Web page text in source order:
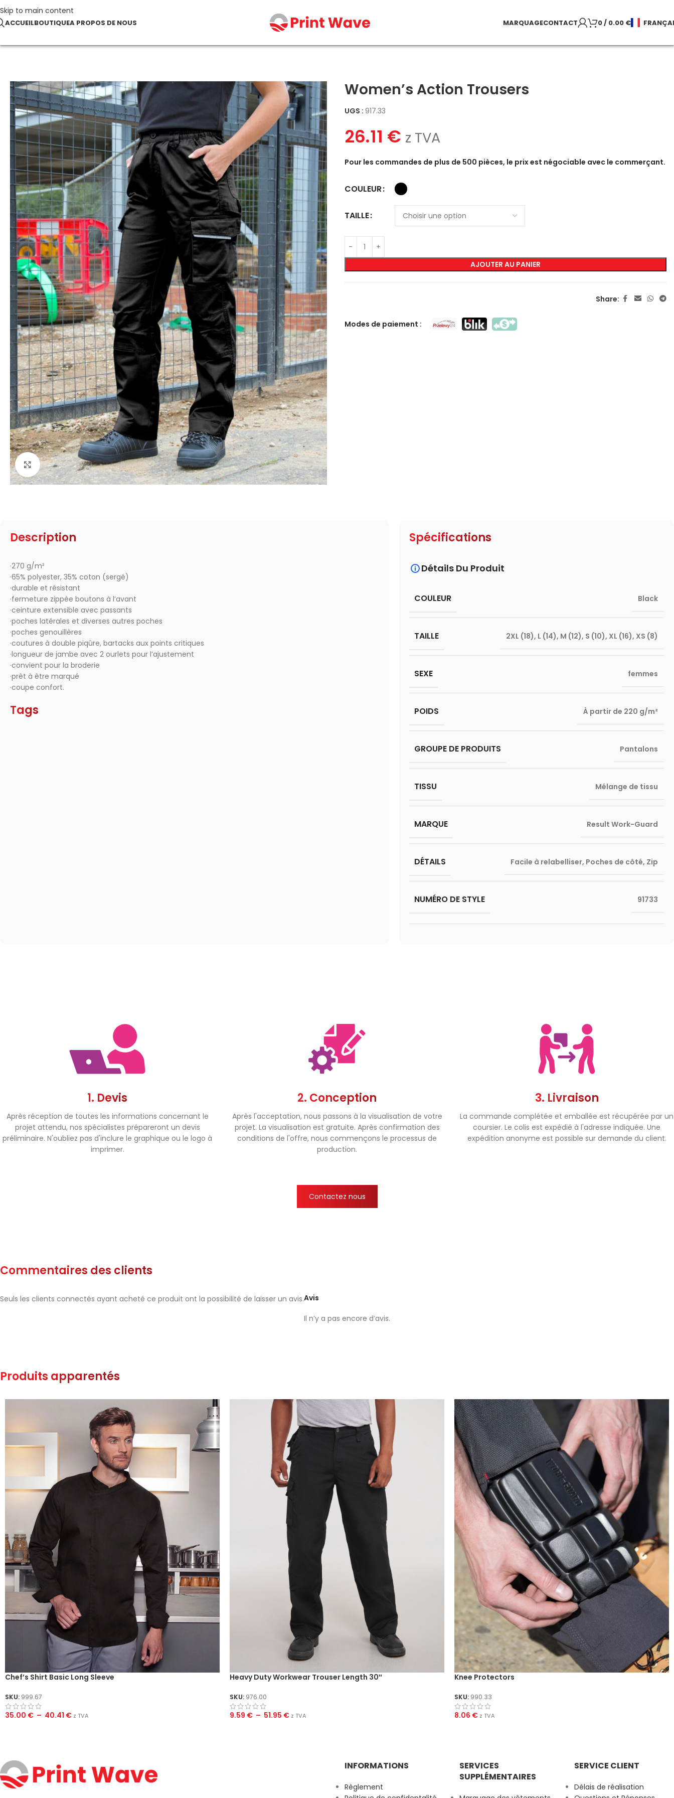
Skip to main content
ACCUEILBOUTIQUEA PROPOS DE NOUS MARQUAGE
MARQUAGE
Sérigraphie Transfert
CONTACT 0/ 0.00 €
Click to enlarge
Women’s Action Trousers
UGS : 917.33
26.11 € z TVA
Pour les commandes de plus de 500 pièces, le prix est négociable avec le commerçant.
COULEUR
TAILLE
AJOUTER AU PANIER
Share:
Modes de paiement :
Description
·270 g/m²
·65% polyester, 35% coton (sergé)
·durable et résistant
·fermeture zippée boutons à l’avant
·ceinture extensible avec passants
·poches latérales et diverses autres poches
·poches genouillères
·coutures à double piqûre, bartacks aux points critiques
·longueur de jambe avec 2 ourlets pour l’ajustement
·convient pour la broderie
·prêt à être marqué
·coupe confort.
Tags
Spécifications
Détails Du Produit
COULEUR Black
TAILLE 2XL (18), L (14), M (12), S (10), XL (16), XS (8)
SEXE femmes
POIDS À partir de 220 g/m²
GROUPE DE PRODUITS Pantalons
TISSU Mélange de tissu
MARQUE Result Work-Guard
DÉTAILS Facile à relabelliser, Poches de côté, Zip
NUMÉRO DE STYLE 91733
1. Devis
Après réception de toutes les informations concernant le
projet attendu, nos spécialistes prépareront un devis
préliminaire. N'oubliez pas d'inclure le graphique ou le logo à
imprimer.
2. Conception
Après l'acceptation, nous passons à la visualisation de votre
projet. La visualisation est gratuite. Après confirmation des
conditions de l'offre, nous commençons le processus de
production.
3. Livraison
La commande complétée et emballée est récupérée par un
coursier. Le colis est expédié à l'adresse indiquée. Une
expédition anonyme est possible sur demande du client.
Contactez nous
Commentaires des clients
Avis
Il n’y a pas encore d’avis.
Seuls les clients connectés ayant acheté ce produit ont la possibilité de laisser un avis.
Produits apparentés
Chef’s Shirt Basic Long Sleeve
SKU: 999.67
35.00 € – 40.41 € z TVA
Heavy Duty Workwear Trouser Length 30″
SKU: 976.00
9.59 € – 51.95 € z TVA
Knee Protectors
SKU: 990.33
8.06 € z TVA
INFORMATIONS
Règlement
SERVICES
SUPPLÉMENTAIRES
SERVICE CLIENT
Délais de réalisation